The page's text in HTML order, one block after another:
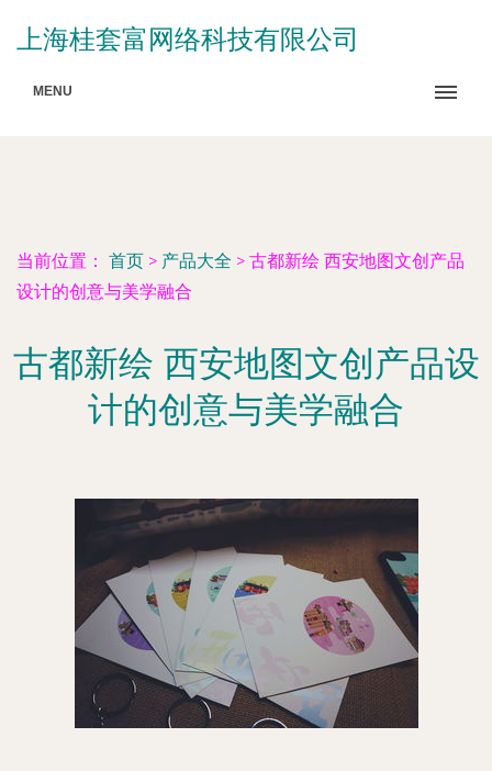
上海桂套富网络科技有限公司
MENU
当前位置： 首页 > 产品大全 > 古都新绘 西安地图文创产品
设计的创意与美学融合
古都新绘 西安地图文创产品设
计的创意与美学融合